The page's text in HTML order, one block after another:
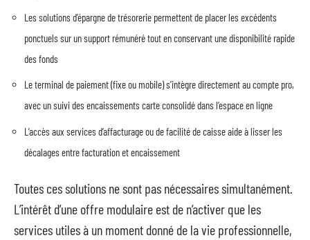
Les solutions d’épargne de trésorerie permettent de placer les excédents
ponctuels sur un support rémunéré tout en conservant une disponibilité rapide
des fonds
Le terminal de paiement (fixe ou mobile) s’intègre directement au compte pro,
avec un suivi des encaissements carte consolidé dans l’espace en ligne
L’accès aux services d’affacturage ou de facilité de caisse aide à lisser les
décalages entre facturation et encaissement
Toutes ces solutions ne sont pas nécessaires simultanément.
L’intérêt d’une offre modulaire est de n’activer que les
services utiles à un moment donné de la vie professionnelle,